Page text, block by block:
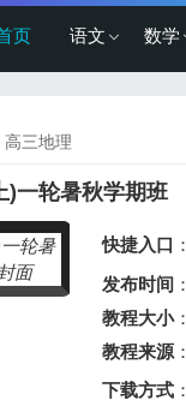
页 语文 数学
高三地理
)一轮暑秋学期班
快捷入口 ：
发布时间
教程大小
教程来源
下载方式